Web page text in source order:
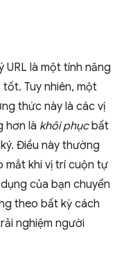
URL là một tính năng
Tuy nhiên, một
thức này là các vị
hơn là khôi phụcbất
Điều này thường
mắt khi vị trí cuộn tự
của bạn chuyển
theo bất kỳ cách
nghiệm người